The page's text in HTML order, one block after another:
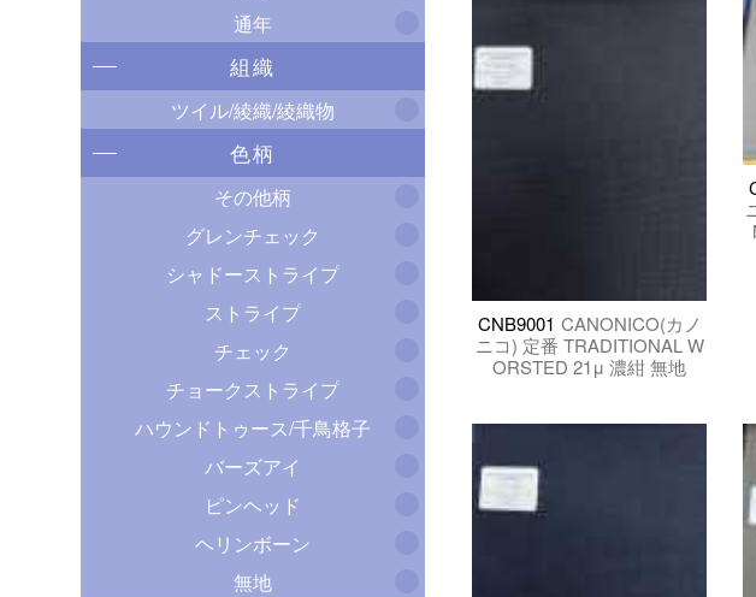
通年
組織
ツイル/綾織/綾織物
色柄
その他柄
グレンチェック
シャドーストライプ
ストライプ
チェック
チョークストライプ
ハウンドトゥース/千鳥格子
バーズアイ
ピンヘッド
ヘリンボーン
無地
CNB9001 CANONICO(カノ
ニコ) 定番 TRADITIONAL W
ORSTED 21μ 濃紺 無地